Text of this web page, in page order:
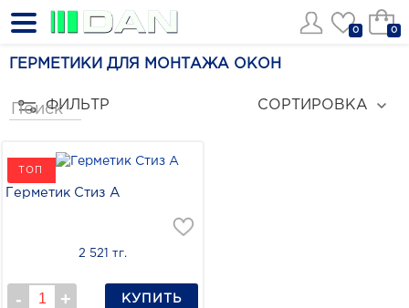
0 0
ГЕРМЕТИКИ ДЛЯ МОНТАЖА ОКОН
ФИЛЬТР СОРТИРОВКА
ТОП
Герметик Стиз А
2 521 тг.
КУПИТЬ